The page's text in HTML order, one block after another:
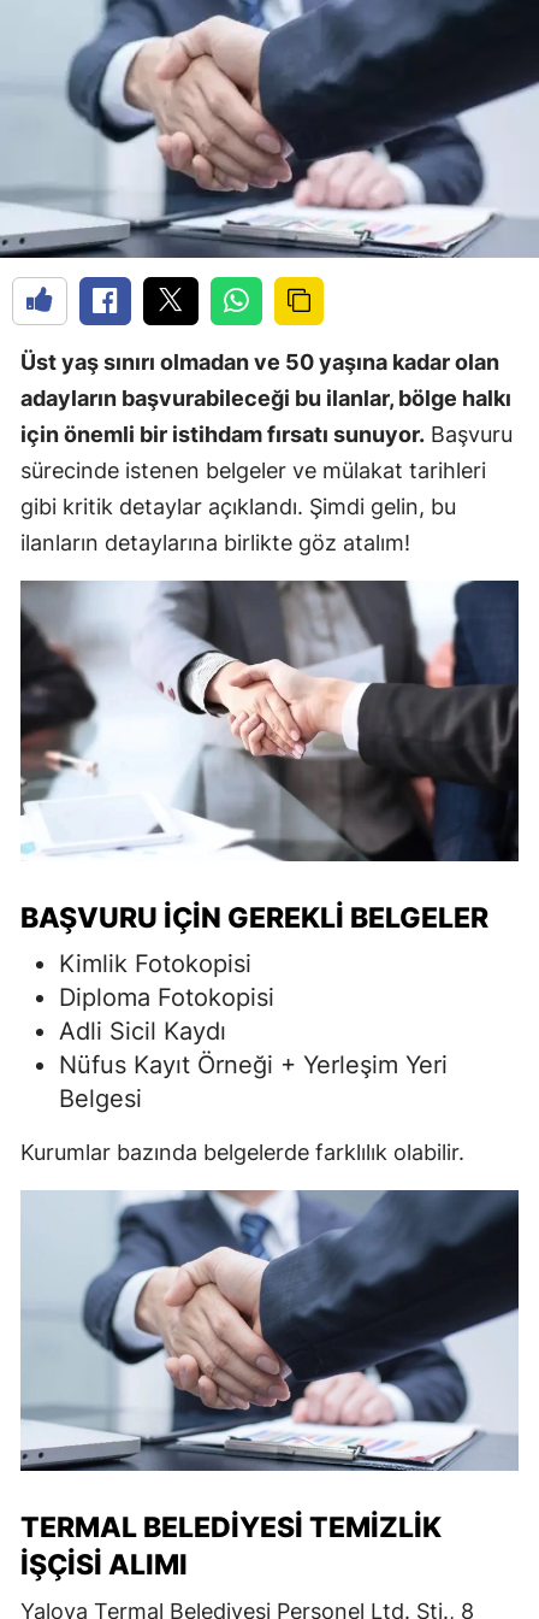
Üst yaş sınırı olmadan ve 50 yaşına kadar olan
adayların başvurabileceği bu ilanlar, bölge halkı
için önemli bir istihdam fırsatı sunuyor. Başvuru
sürecinde istenen belgeler ve mülakat tarihleri
gibi kritik detaylar açıklandı. Şimdi gelin, bu
ilanların detaylarına birlikte göz atalım!
BAŞVURU İÇIN GEREKLI BELGELER
Kimlik Fotokopisi
Diploma Fotokopisi
Adli Sicil Kaydı
Nüfus Kayıt Örneği + Yerleşim Yeri
Belgesi
Kurumlar bazında belgelerde farklılık olabilir.
TERMAL BELEDIYESI TEMIZLIK
İŞÇISI ALIMI
Yalova Termal Belediyesi Personel Ltd. Şti., 8